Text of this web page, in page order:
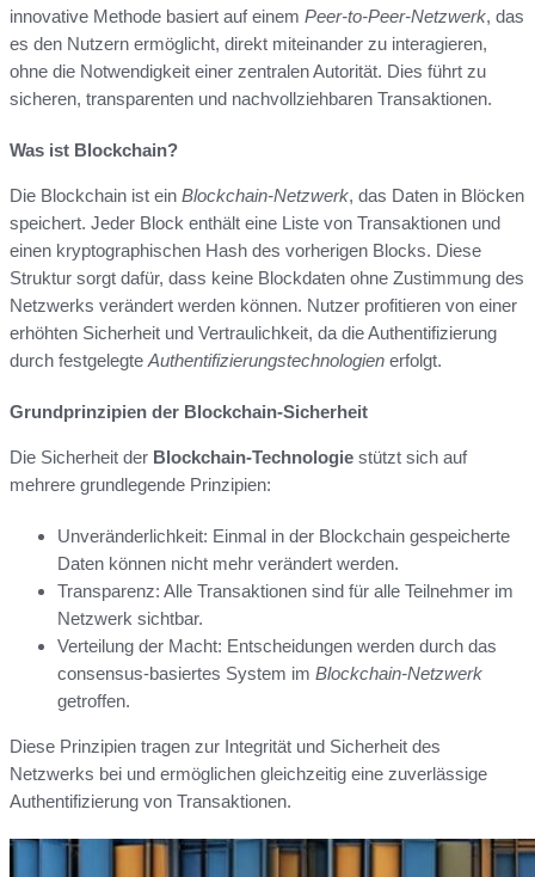
innovative Methode basiert auf einem Peer-to-Peer-Netzwerk, das
es den Nutzern ermöglicht, direkt miteinander zu interagieren,
ohne die Notwendigkeit einer zentralen Autorität. Dies führt zu
sicheren, transparenten und nachvollziehbaren Transaktionen.
Was ist Blockchain?
Die Blockchain ist ein Blockchain-Netzwerk, das Daten in Blöcken
speichert. Jeder Block enthält eine Liste von Transaktionen und
einen kryptographischen Hash des vorherigen Blocks. Diese
Struktur sorgt dafür, dass keine Blockdaten ohne Zustimmung des
Netzwerks verändert werden können. Nutzer profitieren von einer
erhöhten Sicherheit und Vertraulichkeit, da die Authentifizierung
durch festgelegte Authentifizierungstechnologien erfolgt.
Grundprinzipien der Blockchain-Sicherheit
Die Sicherheit der Blockchain-Technologie stützt sich auf
mehrere grundlegende Prinzipien:
Unveränderlichkeit: Einmal in der Blockchain gespeicherte
Daten können nicht mehr verändert werden.
Transparenz: Alle Transaktionen sind für alle Teilnehmer im
Netzwerk sichtbar.
Verteilung der Macht: Entscheidungen werden durch das
consensus-basiertes System im Blockchain-Netzwerk
getroffen.
Diese Prinzipien tragen zur Integrität und Sicherheit des
Netzwerks bei und ermöglichen gleichzeitig eine zuverlässige
Authentifizierung von Transaktionen.